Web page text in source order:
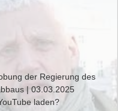
der Regierung des
| 03.03.2025
laden?